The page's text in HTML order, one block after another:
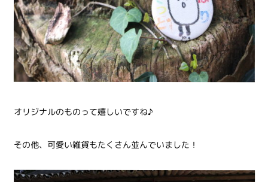
オリジナルのものって嬉しいですね♪
その他、可愛い雑貨もたくさん並んでいました！